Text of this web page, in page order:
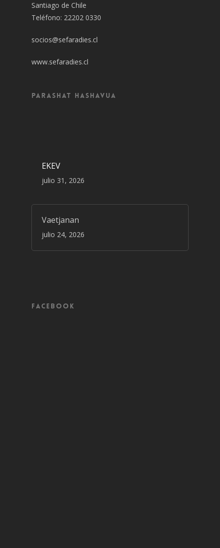
Santiago de Chile
Teléfono: 22202 0330
socios@sefaradies.cl
www.sefaradies.cl
Parashat Hashavua
EKEV
julio 31, 2026
Vaetjanan
julio 24, 2026
Facebook